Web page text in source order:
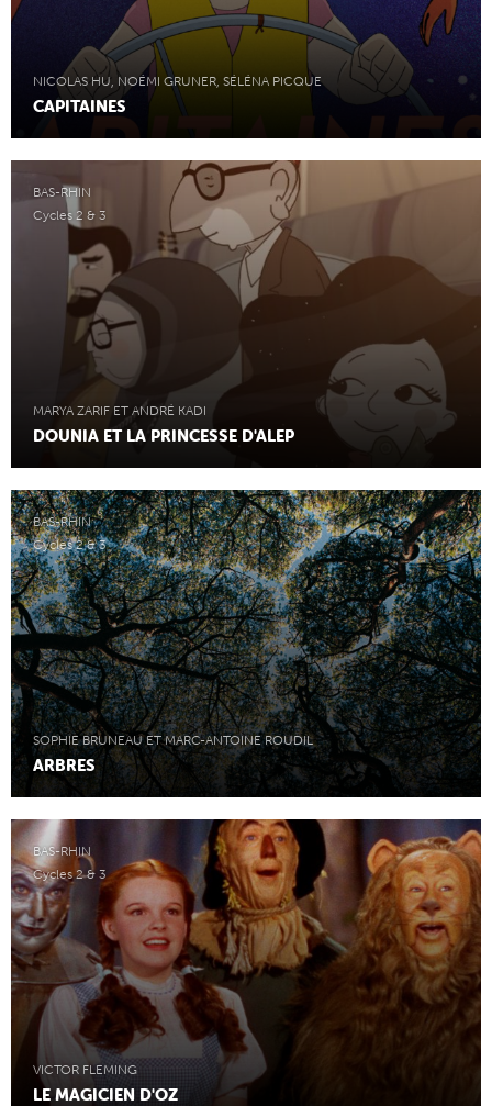
NICOLAS HU, NOÉMI GRUNER, SÉLÉNA PICQUE
CAPITAINES
BAS-RHIN
Cycles 2 & 3
MARYA ZARIF ET ANDRÉ KADI
DOUNIA ET LA PRINCESSE D'ALEP
BAS-RHIN
Cycles 2 & 3
SOPHIE BRUNEAU ET MARC-ANTOINE ROUDIL
ARBRES
BAS-RHIN
Cycles 2 & 3
VICTOR FLEMING
LE MAGICIEN D'OZ